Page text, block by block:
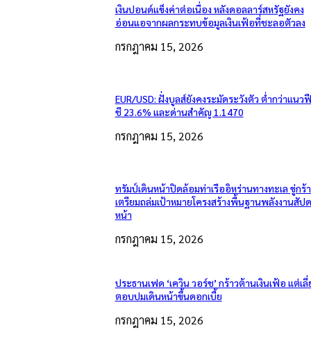
เงินปอนด์แข็งค่าต่อเนื่อง หลังดอลลาร์สหรัฐยังคง
อ่อนแอจากผลกระทบข้อมูลเงินเฟ้อที่ชะลอตัวลง
กรกฎาคม 15, 2026
EUR/USD: ฝั่งบูลส์ยังคงระมัดระวังตัว ต่ำกว่าแนว
ชี 23.6% และด่านสำคัญ 1.1470
กรกฎาคม 15, 2026
ทรัมป์เดินหน้าปิดล้อมท่าเรืออิหร่านทางทะเล ขู่กร้
เตรียมถล่มเป้าหมายโครงสร้างพื้นฐานพลังงานสัป
หน้า
กรกฎาคม 15, 2026
ประธานเฟด ‘เควิน วอร์ช’ กร้าวต้านเงินเฟ้อ แต่เลี่
ตอบปมเดินหน้าขึ้นดอกเบี้ย
กรกฎาคม 15, 2026